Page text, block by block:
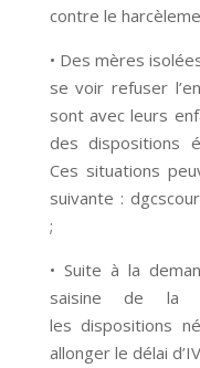
contre le
• Des mères
se voir refuser
sont avec leurs
des dispositions
Ces situations
suivante :
;
• Suite à la
saisine de la
les dispositions
allonger le délai